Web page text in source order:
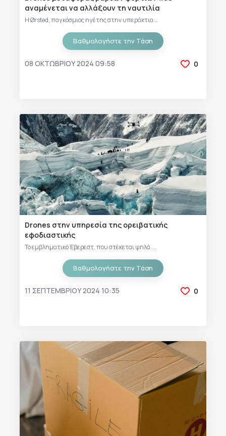
αναμένεται να αλλάξουν τη ναυτιλία
Η Ørsted, παγκόσμιος ηγέτης στην υπεράκτια...
Βαθμολογήστε την Τάση
08 ΟΚΤΩΒΡΊΟΥ 2024 09:58 0
Drones στην υπηρεσία της ορειβατικής
εφοδιαστικής
Το εμβληματικό Έβερεστ, που στέκεται ψηλά ...
Βαθμολογήστε την Τάση
11 ΣΕΠΤΕΜΒΡΊΟΥ 2024 10:35 0